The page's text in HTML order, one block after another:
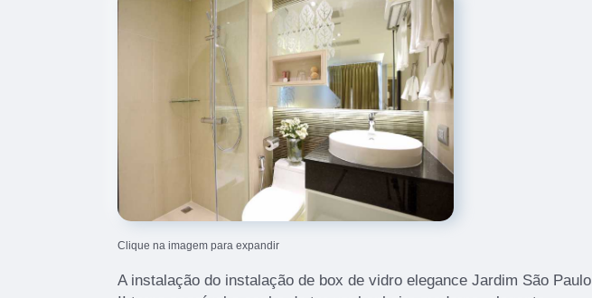
Clique na imagem para expandir
A instalação do instalação de box de vidro elegance Jardim São Paulo